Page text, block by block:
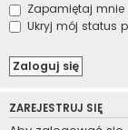
Zapamiętaj mnie
Ukryj mój status
ZAREJESTRUJ SIĘ